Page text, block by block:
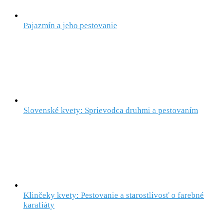
Pajazmín a jeho pestovanie
Slovenské kvety: Sprievodca druhmi a pestovaním
Klinčeky kvety: Pestovanie a starostlivosť o farebné
karafiáty